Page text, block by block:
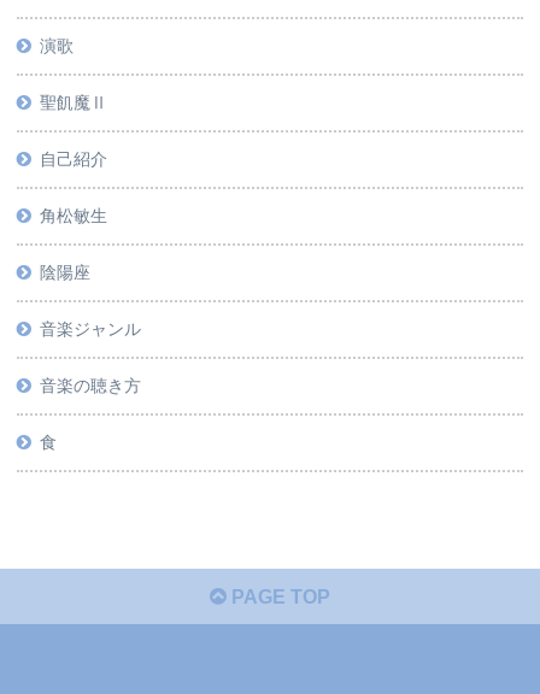
演歌
聖飢魔Ⅱ
自己紹介
角松敏生
陰陽座
音楽ジャンル
音楽の聴き方
食
PAGE TOP